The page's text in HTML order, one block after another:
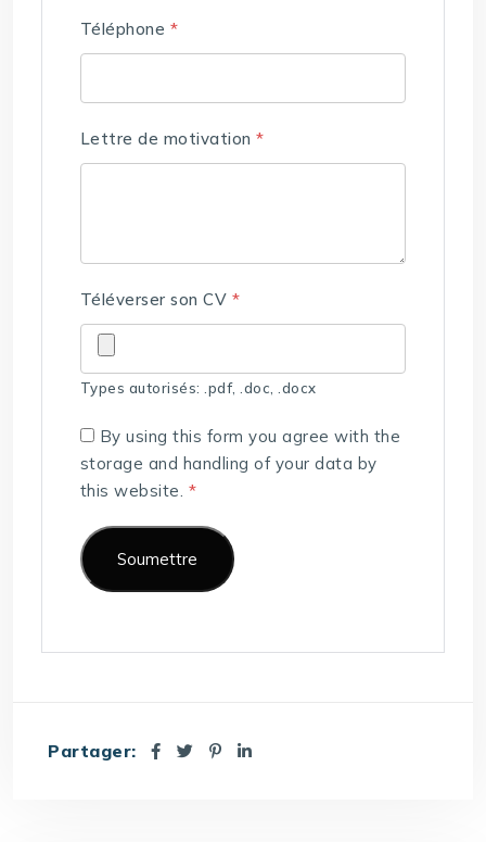
Téléphone *
Lettre de motivation*
Téléverser son CV *
Types autorisés: .pdf, .doc, .docx
By using this form you agree with the
storage and handling of your data by
this website. *
Partager: